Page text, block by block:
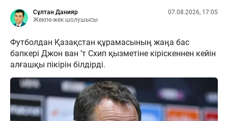
Сұлтан Данияр
Жекпе-жек шолушысы
07.08.2026, 17:05
Футболдан Қазақстан құрамасының жаңа бас
бапкері Джон ван ’т Схип қызметіне кіріскеннен кейін
алғашқы пікірін білдірді.